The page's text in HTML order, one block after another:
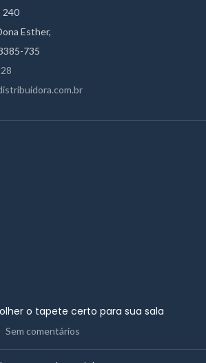
240
Esther,
735
o tapete certo para sua sala
Sem comentários